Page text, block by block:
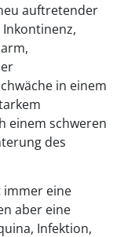
auftretender
in einem
einem schweren
des
immer eine
aber eine
Infektion,